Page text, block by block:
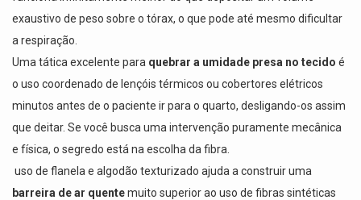
exaustivo de peso sobre o tórax, o que pode até mesmo dificultar
a respiração.
Uma tática excelente para quebrar a umidade presa no tecido é
o uso coordenado de lençóis térmicos ou cobertores elétricos
minutos antes de o paciente ir para o quarto, desligando-os assim
que deitar. Se você busca uma intervenção puramente mecânica
e física, o segredo está na escolha da fibra.
uso de flanela e algodão texturizado ajuda a construir uma
barreira de ar quentemuito superior ao uso de fibras sintéticas